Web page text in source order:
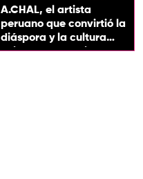
A.CHAL, el artista
peruano que convirtió la
diáspora y la cultura
chicha en su sonido